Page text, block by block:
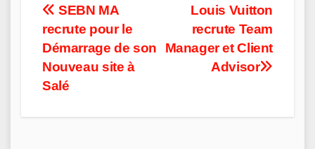
Post
navigation
Louis Vuitton
recrute Team
Manager et Client
Advisor
SEBN MA
recrute pour le
Démarrage de son
Nouveau site à
Salé